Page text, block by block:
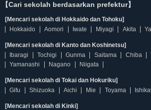
【Cari sekolah berdasarkan prefektur】
[Mencari sekolah di Hokkaido dan Tohoku]
Hokkaido
Aomori Iwate Miyagi Akita
[Mencari sekolah di Kanto dan Koshinetsu]
Ibaragi
Tochigi Gunma Saitama Chiba
Yamanashi
Nagano Niigata
[Mencari sekolah di Tokai dan Hokuriku]
Gifu
Shizuoka Aichi Mie Toyama
[Mencari sekolah di Kinki]